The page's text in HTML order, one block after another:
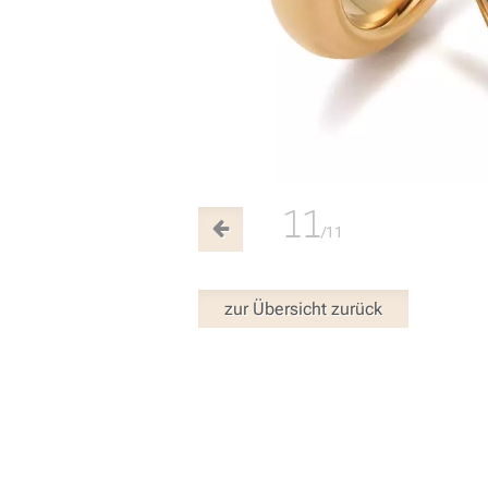
11/11
zur Übersicht zurück